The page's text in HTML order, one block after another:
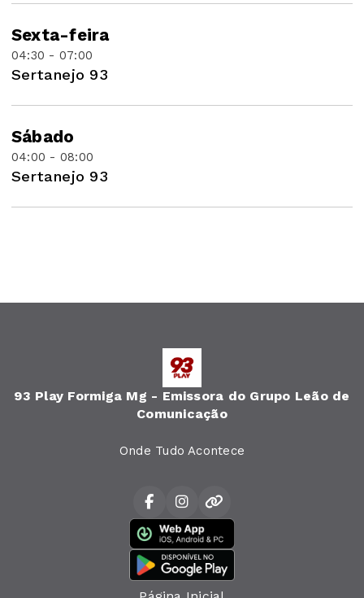
Sexta-feira
04:30 - 07:00
Sertanejo 93
Sábado
04:00 - 08:00
Sertanejo 93
93 Play Formiga Mg - Emissora do Grupo Leão de
Comunicação
Onde Tudo Acontece